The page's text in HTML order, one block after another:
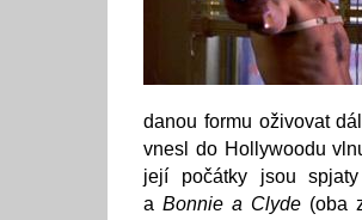
danou formu oživovat
vnesl do Hollywoodu
její počátky jsou
a Bonnie a Clyde (oba